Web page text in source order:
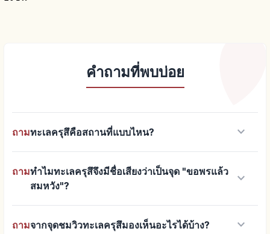
คำถามที่พบบ่อย
ถามทะเลครุสึคือสถานที่แบบไหน? keyboard_arrow_down
ถามทำไมทะเลครุสึจึงมีชื่อเสียงว่าเป็นจุด "ขอพรแล้ว
สมหวัง"?
keyboard_arrow_down
ถามจากจุดชมวิวทะเลครุสึมองเห็นอะไรได้บ้าง? keyboard_arrow_down